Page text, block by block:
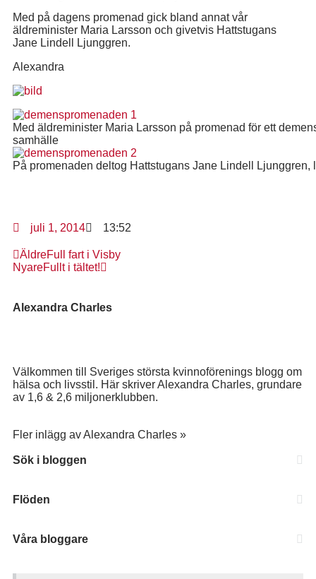
Med på dagens promenad gick bland annat vår
äldreminister Maria Larsson och givetvis Hattstugans
Jane Lindell Ljunggren.
Alexandra
Med äldreminister Maria Larsson på promenad för ett
samhälle
På promenaden deltog Hattstugans Jane Lindell Ljunggren,
juli 1, 2014 13:52
ÄldreFull fart i Visby
NyareFullt i tältet!
Alexandra Charles
Välkommen till Sveriges största kvinnoförenings blogg om
hälsa och livsstil. Här skriver Alexandra Charles, grundare
av 1,6 & 2,6 miljonerklubben.
Fler inlägg av Alexandra Charles »
Sök i bloggen
Flöden
Våra bloggare